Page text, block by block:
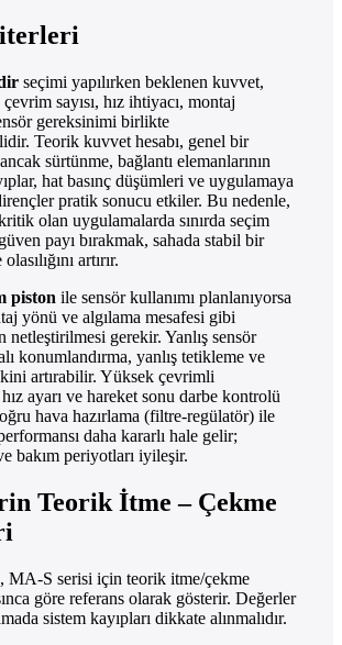
seçimi yapılırken beklenen kuvvet,
çevrim sayısı, hız ihtiyacı, montaj
gereksinimi birlikte
Teorik kuvvet hesabı, genel bir
sürtünme, bağlantı elemanlarının
hat basınç düşümleri ve uygulamaya
pratik sonucu etkiler. Bu nedenle,
olan uygulamalarda sınırda seçim
payı bırakmak, sahada stabil bir
artırır.
piston ile sensör kullanımı planlanıyorsa
yönü ve algılama mesafesi gibi
netleştirilmesi gerekir. Yanlış sensör
konumlandırma, yanlış tetikleme ve
artırabilir. Yüksek çevrimli
ayarı ve hareket sonu darbe kontrolü
hava hazırlama (filtre-regülatör) ile
daha kararlı hale gelir;
bakım periyotları iyileşir.
Teorik İtme – Çekme
MA-S serisi için teorik itme/çekme
göre referans olarak gösterir. Değerler
sistem kayıpları dikkate alınmalıdır.